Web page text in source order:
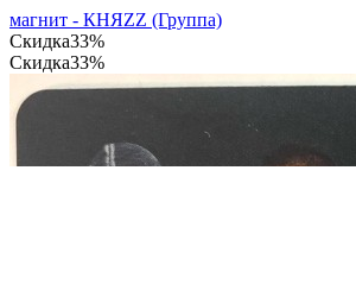
магнит - КНЯZZ (Группа)
Скидка33%
Скидка33%